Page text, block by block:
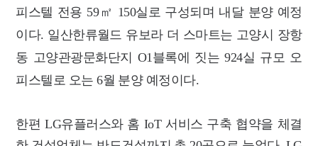
피스텔 전용 59㎡ 150실로 구성되며 내달 분양 예정
이다. 일산한류월드 유보라 더 스마트는 고양시 장항
동 고양관광문화단지 O1블록에 짓는 924실 규모 오
피스텔로 오는 6월 분양 예정이다.
한편 LG유플러스와 홈 IoT 서비스 구축 협약을 체결